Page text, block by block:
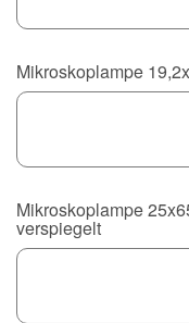
Mikroskoplampe
Mikroskoplampe
verspiegelt